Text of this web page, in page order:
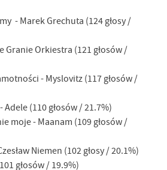
- Marek Grechuta (124 głosy /
Granie Orkiestra (121 głosów /
- Myslovitz (117 głosów /
(110 głosów / 21.7%)
moje - Maanam (109 głosów /
Niemen (102 głosy / 20.1%)
głosów / 19.9%)